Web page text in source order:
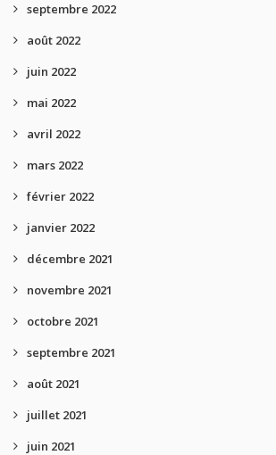
septembre 2022
août 2022
juin 2022
mai 2022
avril 2022
mars 2022
février 2022
janvier 2022
décembre 2021
novembre 2021
octobre 2021
septembre 2021
août 2021
juillet 2021
juin 2021